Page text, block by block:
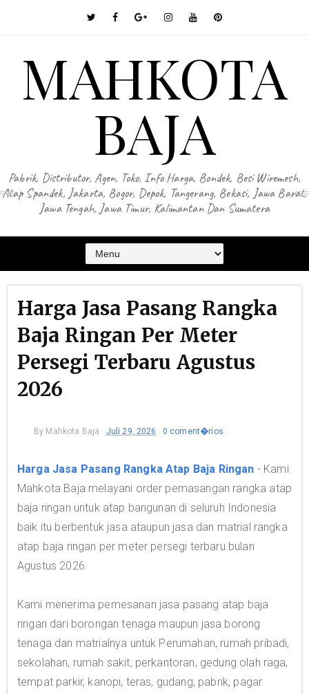
MAHKOTA
BAJA
Pabrik, Distributor, Agen, Toko, Info Harga, Bondek, Besi Wiremesh,
Atap Spandek, Jakarta, Bogor, Depok, Tangerang, Bekasi, Jawa Barat,
Jawa Tengah, Jawa Timur, Kalimantan Dan Sumatera
Harga Jasa Pasang Rangka
Baja Ringan Per Meter
Persegi Terbaru Agustus
2026
By Mahkota Baja Juli 29, 2026 0 coment�rios
Harga Jasa Pasang Rangka Atap Baja Ringan - Kami
Mahkota Baja melayani order pemasangan rangka atap
baja ringan untuk atap bangunan di seluruh Indonesia
baik itu berbentuk jasa ataupun jasa dan matrial rangka
atap baja ringan per meter persegi terbaru bulan
Agustus 2026.
Kami menerima pemesanan jasa pasang atap baja
ringan dari borongan tenaga maupun jasa borong
tenaga dan matrialnya untuk Perumahan, rumah pribadi,
sekolahan, rumah sakit, perkantoran, gedung olah raga,
tempat parkir, kanopi, teras, gudang, pabrik, pagar